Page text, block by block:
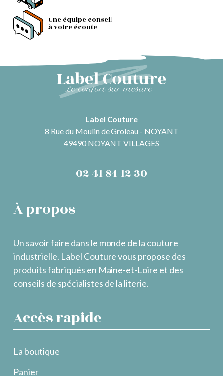
Une équipe conseil
à votre écoute
Label Couture
8 Rue du Moulin de Groleau - NOYANT
49490 NOYANT VILLAGES
02 41 84 12 30
À propos
Un savoir faire dans le monde de la couture
industrielle. Label Couture vous propose des
produits fabriqués en Maine-et-Loire et des
conseils de spécialistes de la literie.
Accès rapide
La boutique
Panier